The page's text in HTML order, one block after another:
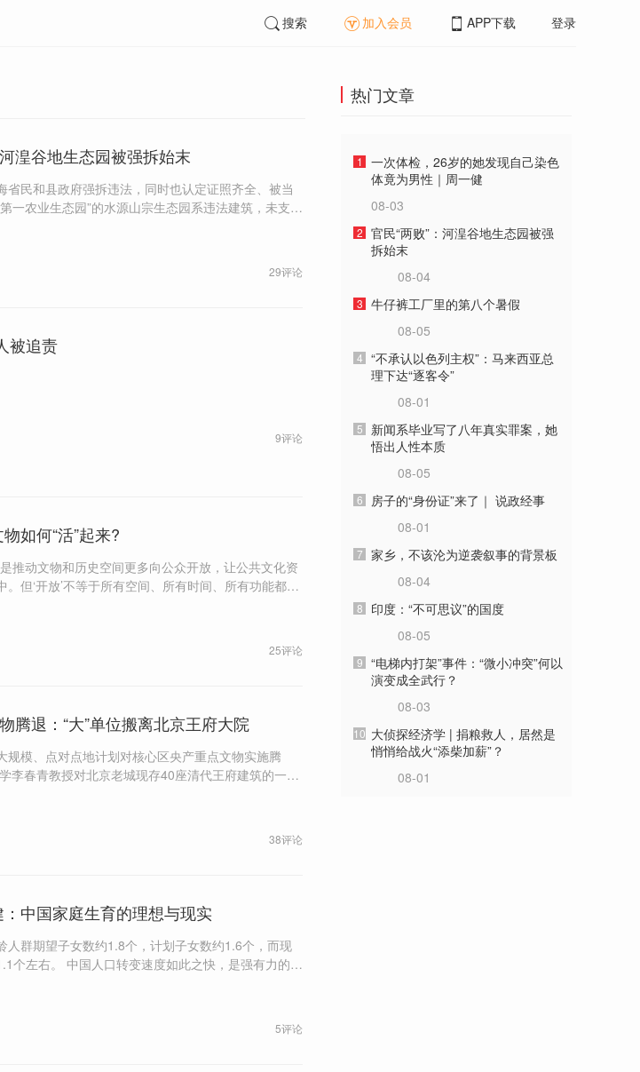
搜索 加入会员 APP下载 登录
湟谷地生态园被强拆始末
省民和县政府强拆违法，同时也认定证照齐全、被当
一农业生态园”的水源山宗生态园系违法建筑，未支持
29评论
被追责
9评论
如何“活”起来?
推动文物和历史空间更多向公众开放，让公共文化资
。但‘开放’不等于所有空间、所有时间、所有功能都无
25评论
腾退：“大”单位搬离北京王府大院
规模、点对点地计划对核心区央产重点文物实施腾
38评论
：中国家庭生育的理想与现实
人群期望子女数约1.8个，计划子女数约1.6个，而现
如此之快，是强有力的国
5评论
热门文章
1
一次体检，26岁的她发现自己染色
体竟为男性｜周一健
08-03
2 官民“两败”：河湟谷地生态园被强
拆始末
08-04
3 牛仔裤工厂里的第八个暑假
08-05
4 “不承认以色列主权”：马来西亚总
理下达“逐客令”
08-01
5
新闻系毕业写了八年真实罪案，她
悟出人性本质
08-05
6
房子的“身份证”来了｜ 说政经事
08-01
7 家乡，不该沦为逆袭叙事的背景板
08-04
8
印度：“不可思议”的国度
08-05
9 “电梯内打架”事件：“微小冲突”何以
演变成全武行？
08-03
10 大侦探经济学 | 捐粮救人，居然是
悄悄给战火“添柴加薪”？
08-01